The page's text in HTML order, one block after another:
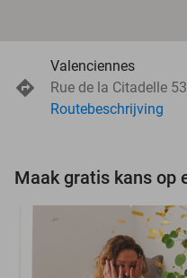
Valenciennes
Rue de la Citadelle 53
Routebeschrijving